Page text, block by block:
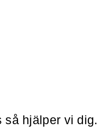
så hjälper vi dig.